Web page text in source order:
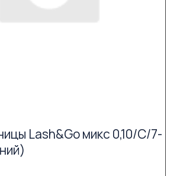
Lash&Go микс 0,10/C/7-